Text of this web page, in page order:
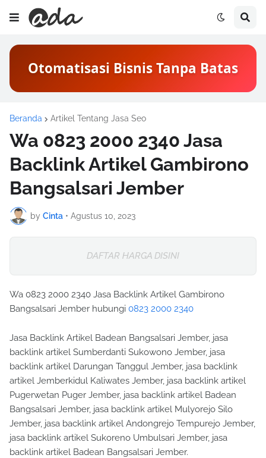
Otomatisasi Bisnis Tanpa Batas
Beranda Artikel Tentang Jasa Seo
Wa 0823 2000 2340 Jasa
Backlink Artikel Gambirono
Bangsalsari Jember
by Cinta • Agustus 10, 2023
DAFTAR HARGA DISINI
Wa 0823 2000 2340 Jasa Backlink Artikel Gambirono
Bangsalsari Jember hubungi 0823 2000 2340
Jasa Backlink Artikel Badean Bangsalsari Jember, jasa
backlink artikel Sumberdanti Sukowono Jember, jasa
backlink artikel Darungan Tanggul Jember, jasa backlink
artikel Jemberkidul Kaliwates Jember, jasa backlink artikel
Pugerwetan Puger Jember, jasa backlink artikel Badean
Bangsalsari Jember, jasa backlink artikel Mulyorejo Silo
Jember, jasa backlink artikel Andongrejo Tempurejo Jember,
jasa backlink artikel Sukoreno Umbulsari Jember, jasa
backlink artikel Badean Bangsalsari Jember.